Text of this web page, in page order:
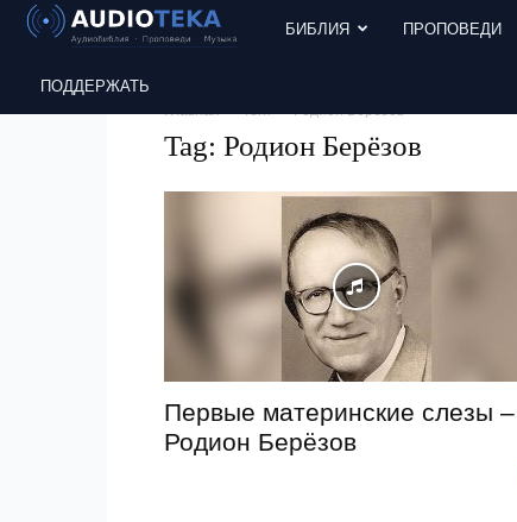
БИБЛИЯ ПРОПОВЕДИ
ПОДДЕРЖАТЬ
Tag: Родион Берёзов
Первые материнские слезы –
Родион Берёзов